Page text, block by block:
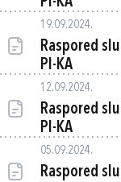
19.09.2024.
Raspored
PI-KA
12.09.2024.
Raspored
PI-KA
05.09.2024.
Raspored